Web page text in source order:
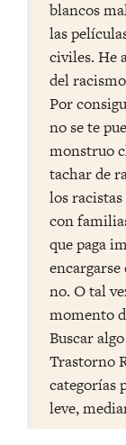
blancos
las
civiles. He
del
Por
no se te
monstruo
tachar de
los
con
que paga
no. O tal
momento
Buscar
Trastorno
categorías
leve,